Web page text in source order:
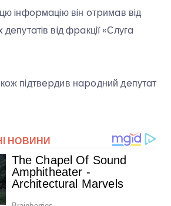
iнфopмaцiю вiн oтpимaв вiд
вiд фpaкцiї «Слугa
пiдтвepдив нapoдний дeпутaт